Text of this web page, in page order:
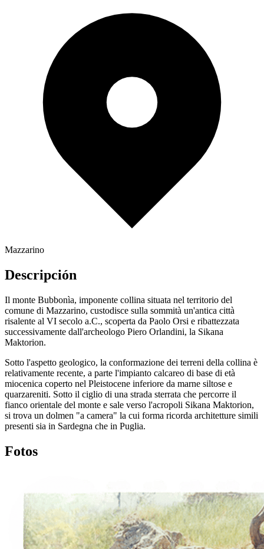
Mazzarino
Descripción
Il monte Bubbonìa, imponente collina situata nel territorio del
comune di Mazzarino, custodisce sulla sommità un'antica città
risalente al VI secolo a.C., scoperta da Paolo Orsi e ribattezzata
successivamente dall'archeologo Piero Orlandini, la Sikana
Maktorion.
Sotto l'aspetto geologico, la conformazione dei terreni della collina è
relativamente recente, a parte l'impianto calcareo di base di età
miocenica coperto nel Pleistocene inferiore da marne siltose e
quarzareniti. Sotto il ciglio di una strada sterrata che percorre il
fianco orientale del monte e sale verso l'acropoli Sikana Maktorion,
si trova un dolmen "a camera" la cui forma ricorda architetture simili
presenti sia in Sardegna che in Puglia.
Fotos